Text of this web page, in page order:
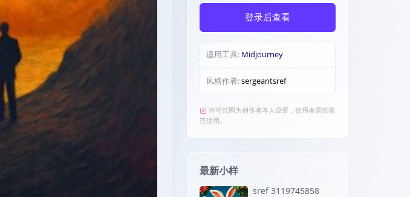
登录后查看
适用工具: Midjourney
风格作者:sergeantsref
许可范围为创作者本人设置，使用者需按规
范使用。
最新小样
sref 3119745858